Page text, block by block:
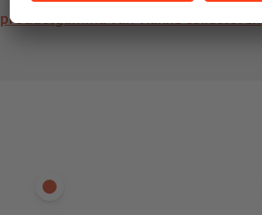
van vlakke collectoren